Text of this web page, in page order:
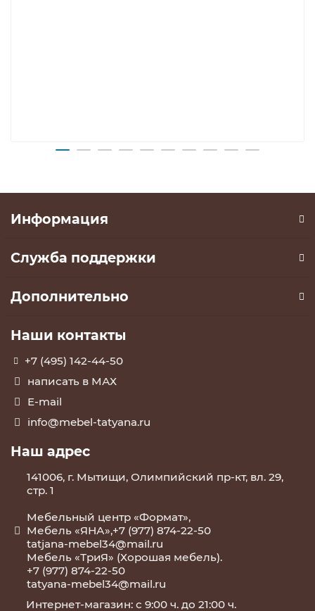
Информация
Служба поддержки
Дополнительно
Наши контакты
+7 (495) 142-44-50
написать в МАХ
E-mail
info@mebel-tatyana.ru
Наш адрес
141006, г. Мытищи, Олимпийский пр-кт, вл. 29,
стр. 1
Мебельный центр «Формат»,
Мебель «ЯНА»,+7 (977) 874-22-50
tatjana-mebel34@mail.ru
Мебель «ТриЯ» (Хорошая мебель).
+7 (977) 874-22-50
tatyana-mebel34@mail.ru
Интернет-магазин: с 9:00 ч. до 21:00 ч.